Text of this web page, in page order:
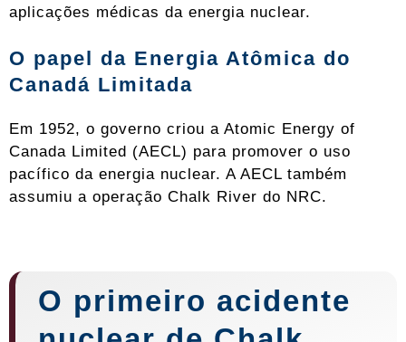
aplicações médicas da energia nuclear.
O papel da Energia Atômica do
Canadá Limitada
Em 1952, o governo criou a Atomic Energy of
Canada Limited (AECL) para promover o uso
pacífico da energia nuclear. A AECL também
assumiu a operação Chalk River do NRC.
O primeiro acidente